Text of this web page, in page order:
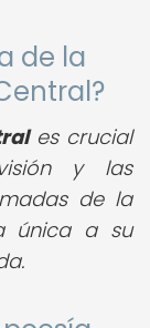
de la
es crucial
y las
de la
única a su